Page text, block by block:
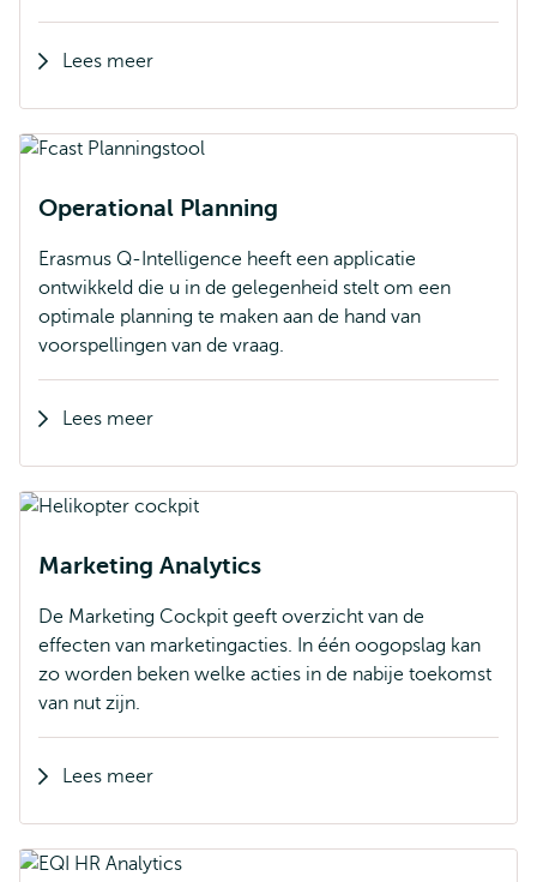
Lees meer
Operational Planning
Erasmus Q-Intelligence heeft een applicatie
ontwikkeld die u in de gelegenheid stelt om een
optimale planning te maken aan de hand van
voorspellingen van de vraag.
Lees meer
Marketing Analytics
De Marketing Cockpit geeft overzicht van de
effecten van marketingacties. In één oogopslag kan
zo worden beken welke acties in de nabije toekomst
van nut zijn.
Lees meer